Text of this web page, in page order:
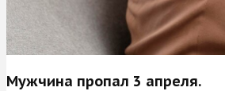
Мужчина пропал 3 апреля.